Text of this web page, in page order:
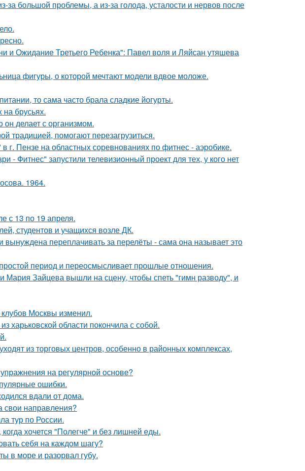
за большой проблемы, а из-за голода, усталости и нервов после
и Ожидание Третьего Ребенка": Павел воля и Ляйсан утяшева
фигуры, о которой мечтают модели вдвое моложе.
то сама часто брала сладкие йогурты.
брусьях.
делает с организмом.
традицией, помогают перезагрузиться.
г. Пензе на областных соревнованиях по фитнес - аэробике.
- Фитнес" запустили телевизионный проект для тех, у кого нет
1964.
с 13 по 19 апреля.
студентов и учащихся возле ДК.
переплачивать за перелёты - сама она называет это
период и переосмысливает прошлые отношения.
Зайцева вышли на сцену, чтобы спеть "гимн разводу", и
Москвы изменил.
харьковской области покончила с собой.
из торговых центров, особенно в районных комплексах,
на регулярной основе?
ошибки.
вдали от дома.
свои направления?
тур по России.
хочется "Полегче" и без лишней еды.
себя на каждом шагу?
в море и разорвал губу.